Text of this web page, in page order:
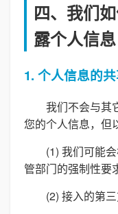
四、我们
露个人信息
1. 个人信息的
我们不会与其
您的个人信息，但
(1) 我们可能
管部门的强制性要
(2) 接入的第